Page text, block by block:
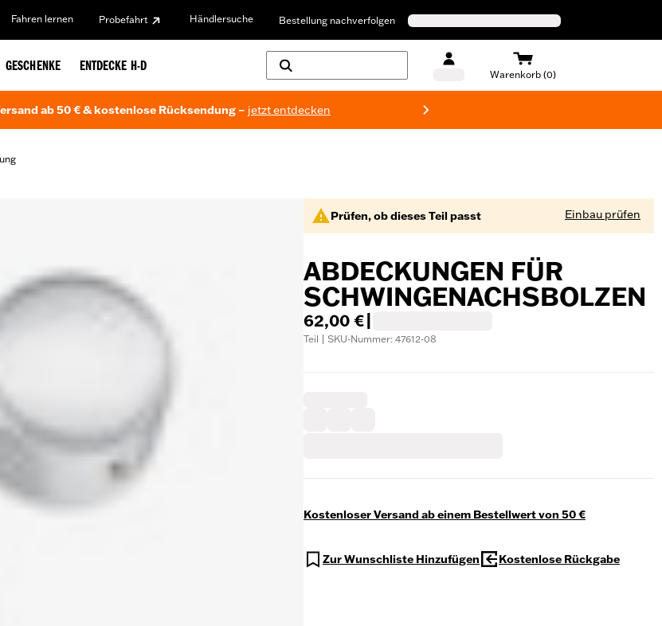
Fahren lernen Probefahrt Händlersuche Bestellung nachverfolgen
GESCHENKE ENTDECKE H-D
Warenkorb (0)
ab 50 € & kostenlose Rücksendung – jetzt entdecken
Prüfen, ob dieses Teil passt Einbau prüfen
ABDECKUNGEN FÜR
SCHWINGENACHSBOLZEN
62,00 €
Teil | SKU-Nummer: 47612-08
Kostenloser Versand ab einem Bestellwert von 50 €
Zur Wunschliste Hinzufügen Kostenlose Rückgabe